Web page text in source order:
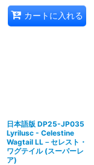
カートに入れる
日本語版 DP25-JP035
Lyrilusc - Celestine
Wagtail LL－セレスト・
ワグテイル (スーパーレ
ア)